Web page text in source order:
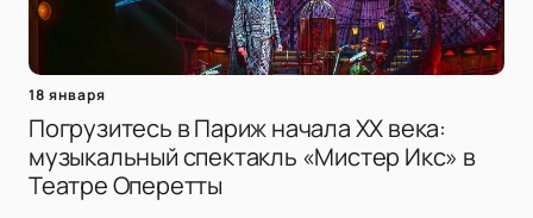
18 января
Погрузитесь в Париж начала XX века:
музыкальный спектакль «Мистер Икс» в
Театре Оперетты